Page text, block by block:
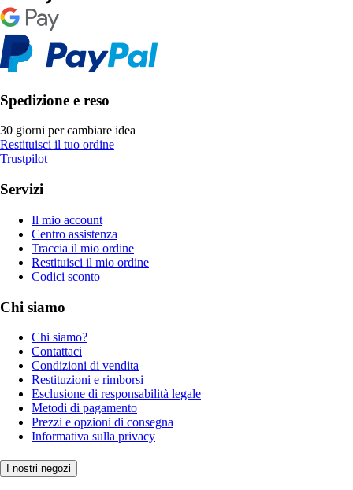
Spedizione e reso
30 giorni per cambiare idea
Restituisci il tuo ordine
Trustpilot
Servizi
Il mio account
Centro assistenza
Traccia il mio ordine
Restituisci il mio ordine
Codici sconto
Chi siamo
Chi siamo?
Contattaci
Condizioni di vendita
Restituzioni e rimborsi
Esclusione di responsabilità legale
Metodi di pagamento
Prezzi e opzioni di consegna
Informativa sulla privacy
I nostri negozi